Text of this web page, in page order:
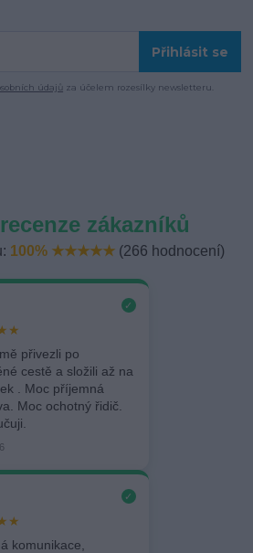
Přihlásit se
údajů za účelem rozesílky newsletteru.
zákazníků
100% ★★★★★ (266 hodnocení)
✓
přivezli po
cestě a složili až na
. Moc příjemná
Moc ochotný řidič.
✓
komunikace,